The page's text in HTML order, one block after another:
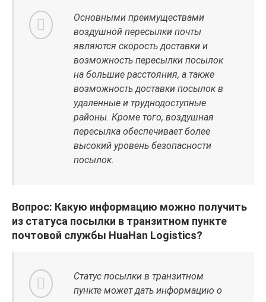
Основными преимуществами
воздушной пересылки почты
являются скорость доставки и
возможность пересылки посылок
на большие расстояния, а также
возможность доставки посылок в
удаленные и труднодоступные
районы. Кроме того, воздушная
пересылка обеспечивает более
высокий уровень безопасности
посылок.
Вопрос: Какую информацию можно получить
из статуса посылки в транзитном пункте
почтовой службы HuaHan Logistics?
Статус посылки в транзитном
пункте может дать информацию о